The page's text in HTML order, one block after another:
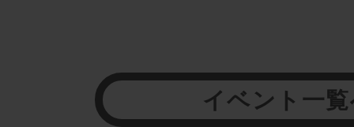
イベント一